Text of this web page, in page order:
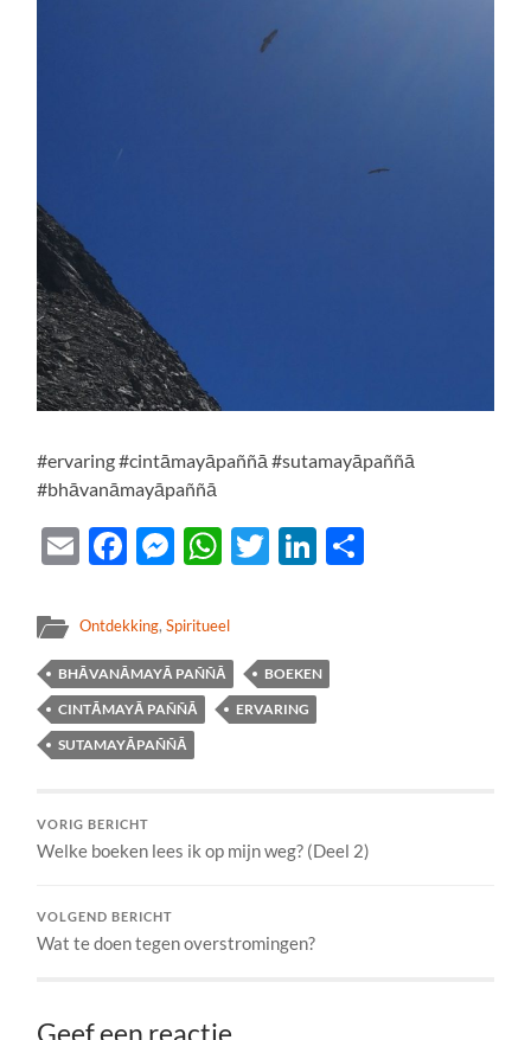
#ervaring #cintāmayāpaññā #sutamayāpaññā
#bhāvanāmayāpaññā
EmailFacebook
Messenger
WhatsApp
TwitterLinkedIn
Ontdekking,Spiritueel
BHĀVANĀMAYĀ PAÑÑĀ
BOEKEN
CINTĀMAYĀ PAÑÑĀ
ERVARING
SUTAMAYĀPAÑÑĀ
VORIG BERICHT
Welke boeken lees ik op mijn weg? (Deel 2)
VOLGEND BERICHT
Wat te doen tegen overstromingen?
Geef een reactie